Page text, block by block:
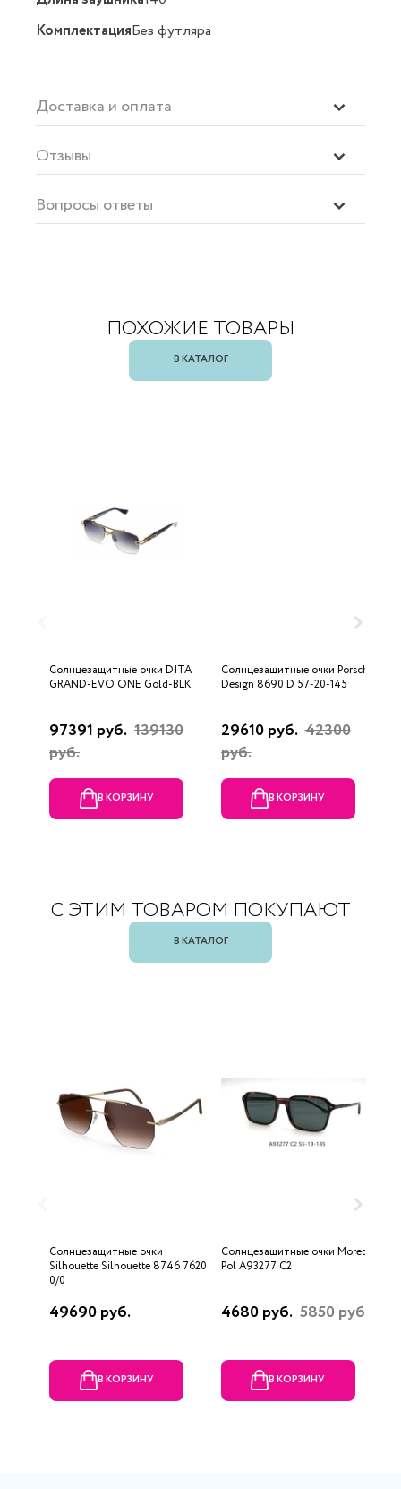
КомплектацияБез футляра
Доставка и оплата
Отзывы
Вопросы ответы
ПОХОЖИЕ ТОВАРЫ
В КАТАЛОГ
Солнцезащитные очки DITA
GRAND-EVO ONE Gold-BLK
97391 руб. 139130
руб.
В КОРЗИНУ
Солнцезащитные очки Porsche
Design 8690 D 57-20-145
29610 руб. 42300
руб.
В КОРЗИНУ
С ЭТИМ ТОВАРОМ ПОКУПАЮТ
В КАТАЛОГ
Солнцезащитные очки
Silhouette Silhouette 8746 7620
0/0
49690 руб.
В КОРЗИНУ
Солнцезащитные очки Moretti
Pol A93277 C2
4680 руб. 5850 руб.
В КОРЗИНУ